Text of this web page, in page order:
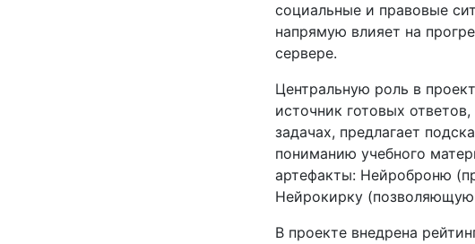
социальные и правовые
напрямую влияет на
сервере.
Центральную роль в
источник готовых
задачах, предлагает
пониманию учебного
артефакты: Нейроброню
Нейрокирку (позволяющую
В проекте внедрена